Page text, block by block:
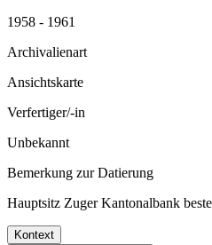
1958 - 1961
Archivalienart
Ansichtskarte
Verfertiger/-in
Unbekannt
Bemerkung zur Datierung
Hauptsitz Zuger Kantonalbank
Kontext